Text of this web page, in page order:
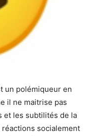
un polémiqueur en
il ne maitrise pas
et les subtilités de la
socialement